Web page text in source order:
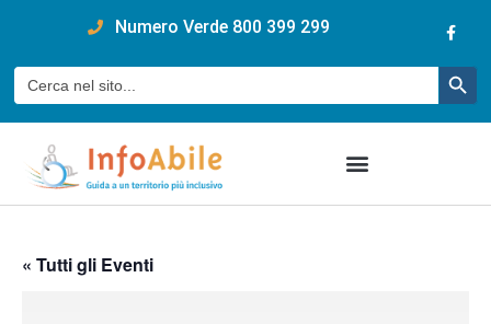
Numero Verde 800 399 299
Cerca:
« Tutti gli Eventi